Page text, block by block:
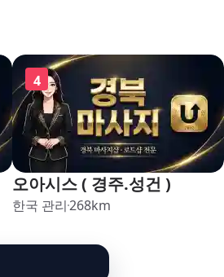
4
오아시스 ( 경주.성건 )
한국 관리268km